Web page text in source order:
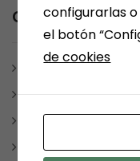
Category
ARÉVALO
ARTÍCULOS Y
BONO CULTURAL
ESCRITORES
configurarlas
el botón
de cookies